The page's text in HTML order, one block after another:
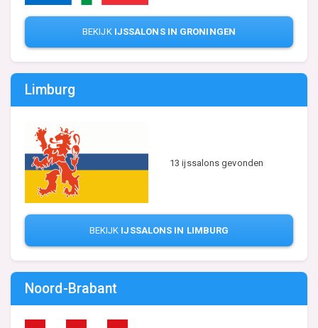
BEKIJK IJSSALONS IN GRONINGEN
Limburg
13 ijssalons gevonden
BEKIJK IJSSALONS IN LIMBURG
Noord-Brabant